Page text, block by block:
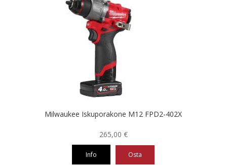
Milwaukee Iskuporakone M12 FPD2-402X
265,00 €
Info Osta